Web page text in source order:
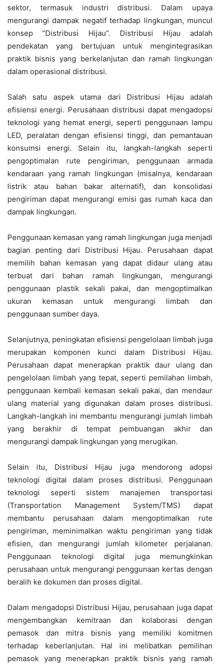
sektor, termasuk industri distribusi. Dalam upaya
mengurangi dampak negatif terhadap lingkungan, muncul
konsep “Distribusi Hijau”. Distribusi Hijau adalah
pendekatan yang bertujuan untuk mengintegrasikan
praktik bisnis yang berkelanjutan dan ramah lingkungan
dalam operasional distribusi.
Salah satu aspek utama dari Distribusi Hijau adalah
efisiensi energi. Perusahaan distribusi dapat mengadopsi
teknologi yang hemat energi, seperti penggunaan lampu
LED, peralatan dengan efisiensi tinggi, dan pemantauan
konsumsi energi. Selain itu, langkah-langkah seperti
pengoptimalan rute pengiriman, penggunaan armada
kendaraan yang ramah lingkungan (misalnya, kendaraan
listrik atau bahan bakar alternatif), dan konsolidasi
pengiriman dapat mengurangi emisi gas rumah kaca dan
dampak lingkungan.
Penggunaan kemasan yang ramah lingkungan juga menjadi
bagian penting dari Distribusi Hijau. Perusahaan dapat
memilih bahan kemasan yang dapat didaur ulang atau
terbuat dari bahan ramah lingkungan, mengurangi
penggunaan plastik sekali pakai, dan mengoptimalkan
ukuran kemasan untuk mengurangi limbah dan
penggunaan sumber daya.
Selanjutnya, peningkatan efisiensi pengelolaan limbah juga
merupakan komponen kunci dalam Distribusi Hijau.
Perusahaan dapat menerapkan praktik daur ulang dan
pengelolaan limbah yang tepat, seperti pemilahan limbah,
penggunaan kembali kemasan sekali pakai, dan mendaur
ulang material yang digunakan dalam proses distribusi.
Langkah-langkah ini membantu mengurangi jumlah limbah
yang berakhir di tempat pembuangan akhir dan
mengurangi dampak lingkungan yang merugikan.
Selain itu, Distribusi Hijau juga mendorong adopsi
teknologi digital dalam proses distribusi. Penggunaan
teknologi seperti sistem manajemen transportasi
(Transportation Management System/TMS) dapat
membantu perusahaan dalam mengoptimalkan rute
pengiriman, meminimalkan waktu pengiriman yang tidak
efisien, dan mengurangi jumlah kilometer perjalanan.
Penggunaan teknologi digital juga memungkinkan
perusahaan untuk mengurangi penggunaan kertas dengan
beralih ke dokumen dan proses digital.
Dalam mengadopsi Distribusi Hijau, perusahaan juga dapat
mengembangkan kemitraan dan kolaborasi dengan
pemasok dan mitra bisnis yang memiliki komitmen
terhadap keberlanjutan. Hal ini melibatkan pemilihan
pemasok yang menerapkan praktik bisnis yang ramah